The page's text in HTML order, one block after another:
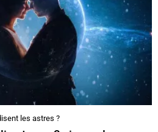
les astres ?